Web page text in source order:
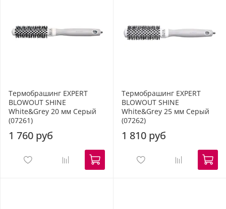
Термобрашинг EXPERT
BLOWOUT SHINE
White&Grey 20 мм Серый
(07261)
1 760 руб
Термобрашинг EXPERT
BLOWOUT SHINE
White&Grey 25 мм Серый
(07262)
1 810 руб